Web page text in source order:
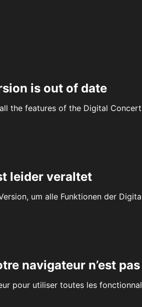
is out of date
the features of the Digital
leider veraltet
um alle Funktionen der
navigateur n’est
pour utiliser toutes les